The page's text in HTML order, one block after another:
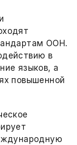
ООН.
в
языков, а
повышенной